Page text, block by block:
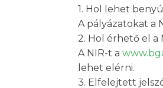
1. Hol lehet
A pályázatokat a
2. Hol érhető el a
A NIR-t a
lehet elérni.
3. Elfelejtett